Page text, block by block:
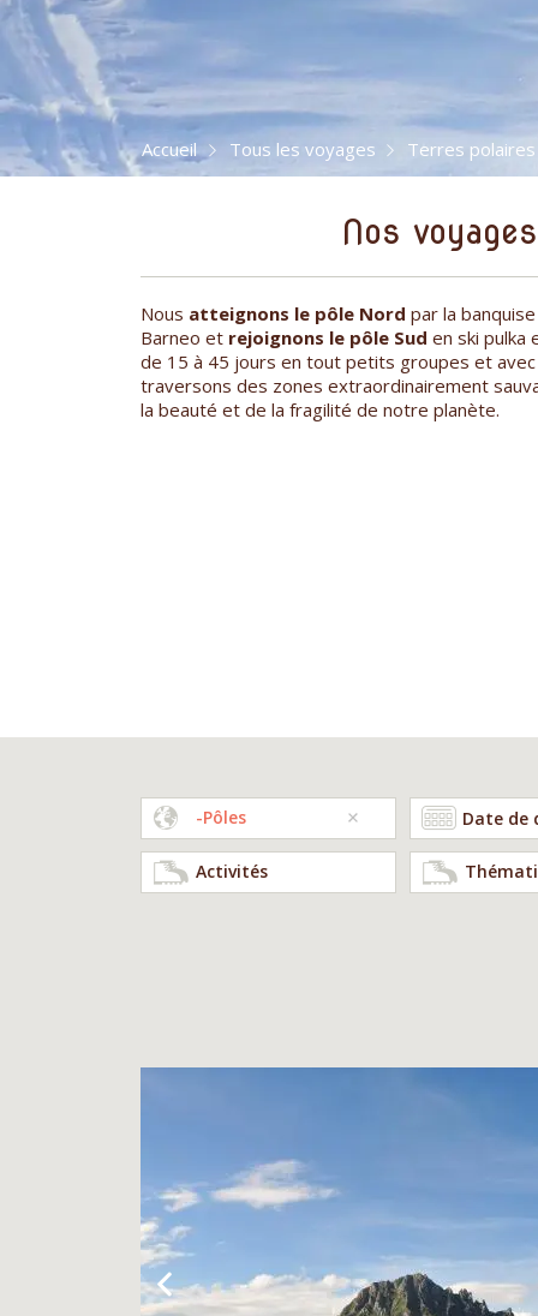
Accueil Tous les voyages Terres polaires
Nos
Nous atteignons le pôle Nord par la
Barneo et rejoignons le pôle Sud en ski pulka
de 15 à 45 jours en tout petits groupes et
traversons des zones extraordinairement
la beauté et de la fragilité de notre planète.
-Pôles
Activités